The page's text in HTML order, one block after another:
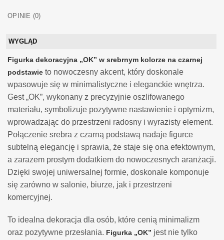
OPINIE (0)
WYGLĄD
Figurka dekoracyjna „OK” w srebrnym kolorze na czarnej
podstawie to nowoczesny akcent, który doskonale
wpasowuje się w minimalistyczne i eleganckie wnętrza.
Gest „OK”, wykonany z precyzyjnie oszlifowanego
materiału, symbolizuje pozytywne nastawienie i optymizm,
wprowadzając do przestrzeni radosny i wyrazisty element.
Połączenie srebra z czarną podstawą nadaje figurce
subtelną elegancję i sprawia, że staje się ona efektownym,
a zarazem prostym dodatkiem do nowoczesnych aranżacji.
Dzięki swojej uniwersalnej formie, doskonale komponuje
się zarówno w salonie, biurze, jak i przestrzeni
komercyjnej.
To idealna dekoracja dla osób, które cenią minimalizm
oraz pozytywne przesłania. Figurka „OK” jest nie tylko